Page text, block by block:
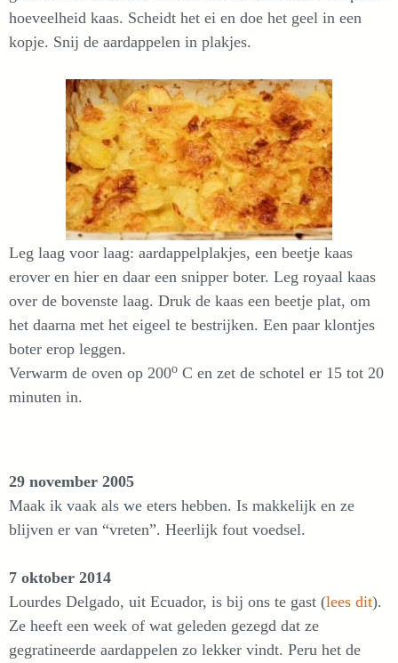
hoeveelheid kaas. Scheidt het ei en doe het geel in een
kopje. Snij de aardappelen in plakjes.
Leg laag voor laag: aardappelplakjes, een beetje kaas
erover en hier en daar een snipper boter. Leg royaal kaas
over de bovenste laag. Druk de kaas een beetje plat, om
het daarna met het eigeel te bestrijken. Een paar klontjes
boter erop leggen.
Verwarm de oven op 200o C en zet de schotel er 15 tot 20
minuten in.
29 november 2005
Maak ik vaak als we eters hebben. Is makkelijk en ze
blijven er van “vreten”. Heerlijk fout voedsel.
7 oktober 2014
Lourdes Delgado, uit Ecuador, is bij ons te gast (lees dit).
Ze heeft een week of wat geleden gezegd dat ze
gegratineerde aardappelen zo lekker vindt. Peru het de